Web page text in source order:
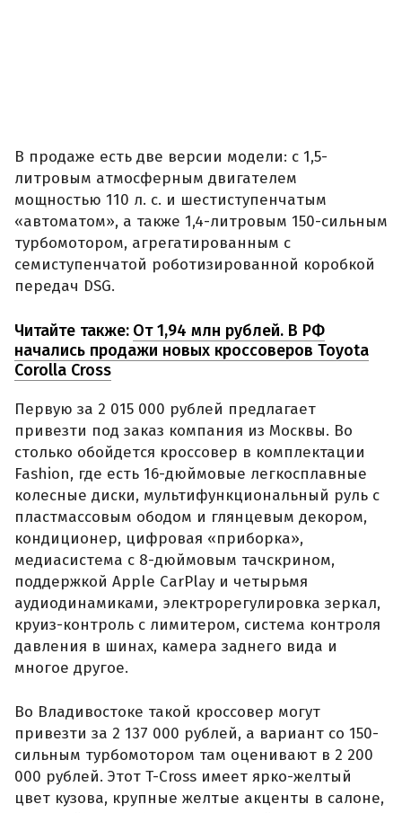
В продаже есть две версии модели: с 1,5-
литровым атмосферным двигателем
мощностью 110 л. с. и шестиступенчатым
«автоматом», а также 1,4-литровым 150-сильным
турбомотором, агрегатированным с
семиступенчатой роботизированной коробкой
передач DSG.
Читайте также: От 1,94 млн рублей. В РФ
начались продажи новых кроссоверов Toyota
Corolla Cross
Первую за 2 015 000 рублей предлагает
привезти под заказ компания из Москвы. Во
столько обойдется кроссовер в комплектации
Fashion, где есть 16-дюймовые легкосплавные
колесные диски, мультифункциональный руль с
пластмассовым ободом и глянцевым декором,
кондиционер, цифровая «приборка»,
медиасистема с 8-дюймовым тачскрином,
поддержкой Apple CarPlay и четырьмя
аудиодинамиками, электрорегулировка зеркал,
круиз-контроль с лимитером, система контроля
давления в шинах, камера заднего вида и
многое другое.
Во Владивостоке такой кроссовер могут
привезти за 2 137 000 рублей, а вариант со 150-
сильным турбомотором там оценивают в 2 200
000 рублей. Этот T-Cross имеет ярко-желтый
цвет кузова, крупные желтые акценты в салоне,